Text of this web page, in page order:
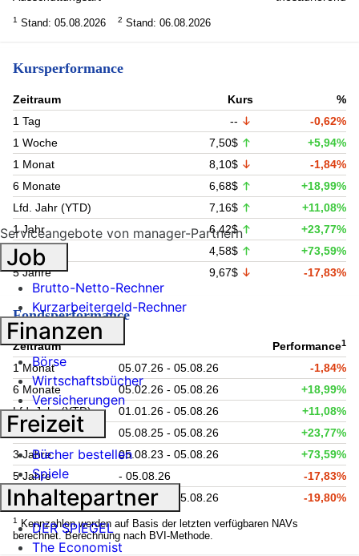
1 Stand: 05.08.2026 2 Stand: 06.08.2026
Kursperformance
Zeitraum Kurs
%
1 Tag
--
-0,62%
1 Woche
7,50$
+5,94%
1 Monat
8,10$
-1,84%
6 Monate
6,68$
+18,99%
Lfd. Jahr (YTD)
7,16$
+11,08%
1 Jahr
6,42$
+23,77%
3 Jahre
4,58$
+73,59%
5 Jahre
9,67$ -17,83%
Fondsperformance
Zeitraum Performance1
1 Monat 05.07.26 - 05.08.26
-1,84%
6 Monate
05.02.26 - 05.08.26
+18,99%
Lfd. Jahr (YTD)
01.01.26 - 05.08.26
+11,08%
1 Jahr
05.08.25 - 05.08.26
+23,77%
3 Jahre
05.08.23 - 05.08.26
+73,59%
5 Jahre
- 05.08.26
-17,83%
seit Auflage
04.03.22 - 05.08.26 -19,80%
1
Kennzahlen werden auf Basis der letzten verfügbaren NAVs
berechnet. Berechnung nach BVI-Methode.
Serviceangebote von manager-Partnern
Job
Brutto-Netto-Rechner
Kurzarbeitergeld-Rechner
Finanzen
Börse
Wirtschaftsbücher
Versicherungen
Freizeit
Bücher bestellen
Spiele
Inhaltepartner
DER SPIEGEL
The Economist